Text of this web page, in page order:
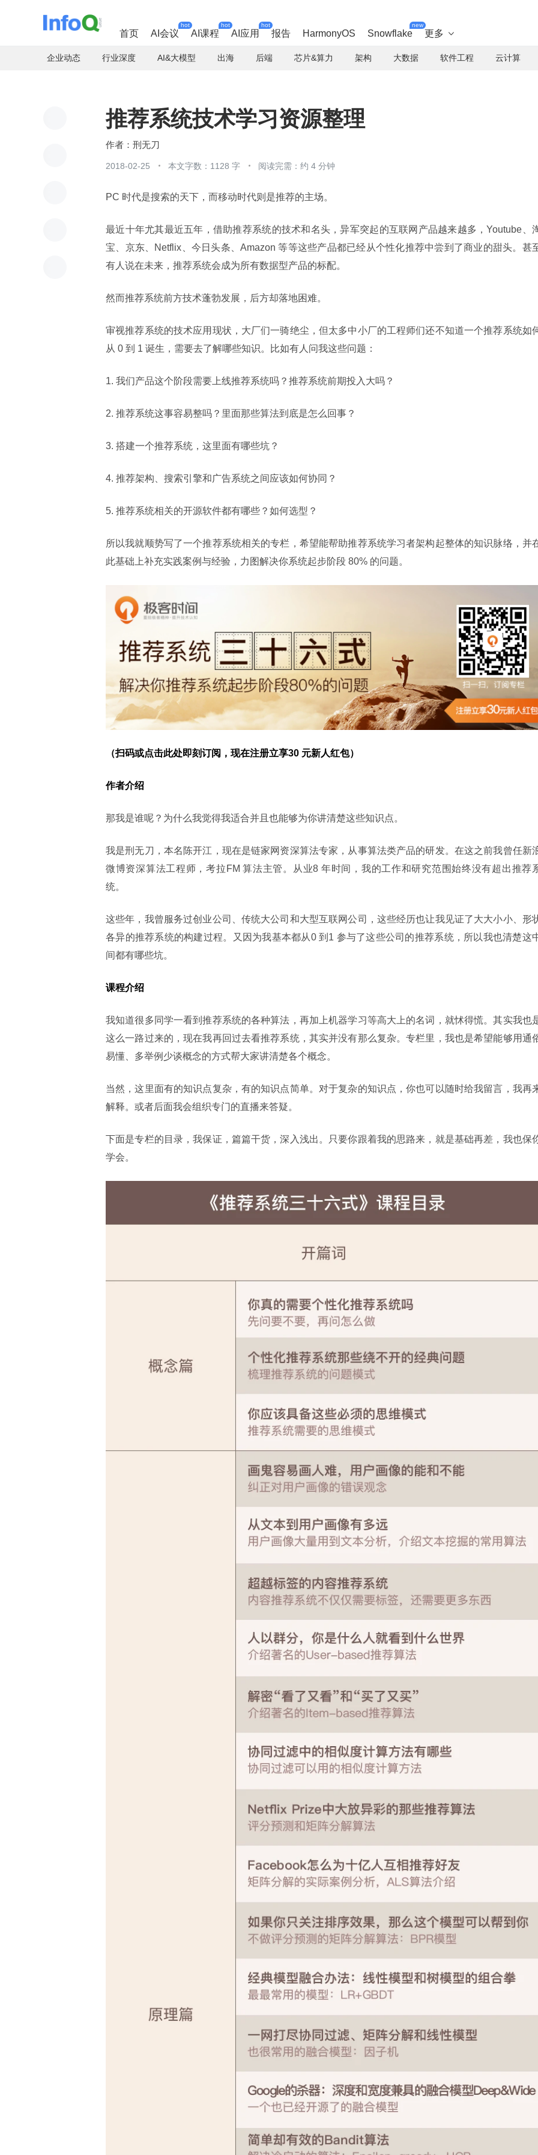
首页 AI会议
hot
AI课程
hot
AI应用
hot
报告 HarmonyOS Snowflake
new
更多 
企业动态 行业深度 AI&大模型 出海 后端 芯片&算力 架构 大数据 软件工程 云计算
推荐系统技术学习资源整理
刑无刀
2018-02-25 本文字数：1128 字 阅读完需：约 4 分钟
PC 时代是搜索的天下，而移动时代则是推荐的主场。
最近十年尤其最近五年，借助推荐系统的技术和名头，异军突起的互联网产品越来越多，Youtube、
宝、京东、Netflix、今日头条、Amazon 等等这些产品都已经从个性化推荐中尝到了商业的甜头。甚
有人说在未来，推荐系统会成为所有数据型产品的标配。
然而推荐系统前方技术蓬勃发展，后方却落地困难。
审视推荐系统的技术应用现状，大厂们一骑绝尘，但太多中小厂的工程师们还不知道一个推荐系统如
从 0 到 1 诞生，需要去了解哪些知识。比如有人问我这些问题：
1. 我们产品这个阶段需要上线推荐系统吗？推荐系统前期投入大吗？
2. 推荐系统这事容易整吗？里面那些算法到底是怎么回事？
3. 搭建一个推荐系统，这里面有哪些坑？
4. 推荐架构、搜索引擎和广告系统之间应该如何协同？
5. 推荐系统相关的开源软件都有哪些？如何选型？
所以我就顺势写了一个推荐系统相关的专栏，希望能帮助推荐系统学习者架构起整体的知识脉络，并
此基础上补充实践案例与经验，力图解决你系统起步阶段 80% 的问题。
（扫码或点击此处即刻订阅，现在注册立享30 元新人红包）
作者介绍
那我是谁呢？为什么我觉得我适合并且也能够为你讲清楚这些知识点。
我是刑无刀，本名陈开江，现在是链家网资深算法专家，从事算法类产品的研发。在这之前我曾任新
微博资深算法工程师，考拉FM 算法主管。从业8 年时间，我的工作和研究范围始终没有超出推荐
统。
这些年，我曾服务过创业公司、传统大公司和大型互联网公司，这些经历也让我见证了大大小小、形
各异的推荐系统的构建过程。又因为我基本都从0 到1 参与了这些公司的推荐系统，所以我也清楚这
间都有哪些坑。
课程介绍
我知道很多同学一看到推荐系统的各种算法，再加上机器学习等高大上的名词，就怵得慌。其实我也
这么一路过来的，现在我再回过去看推荐系统，其实并没有那么复杂。专栏里，我也是希望能够用通
易懂、多举例少谈概念的方式帮大家讲清楚各个概念。
当然，这里面有的知识点复杂，有的知识点简单。对于复杂的知识点，你也可以随时给我留言，我再
解释。或者后面我会组织专门的直播来答疑。
下面是专栏的目录，我保证，篇篇干货，深入浅出。只要你跟着我的思路来，就是基础再差，我也保
学会。